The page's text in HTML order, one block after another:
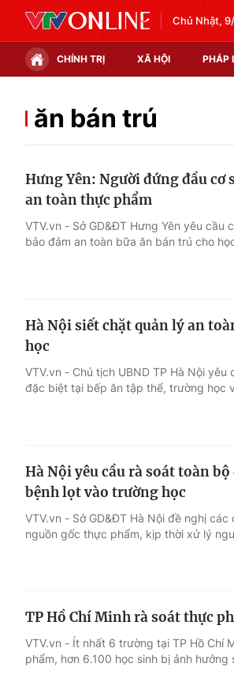
Chủ Nhật,
CHÍNH TRỊ XÃ HỘI PHÁP
Chính trị
Tin tức
Thế giới đó đây
Điện ảnh
Âm nhạc
Sao
ăn bán trú
Hưng Yên: Người đứng đầu cơ
an toàn thực phẩm
VTV.vn - Sở GD&ĐT Hưng Yên yêu
bảo đảm an toàn bữa ăn bán trú cho
Hà Nội siết chặt quản lý an
học
VTV.vn - Chủ tịch UBND TP Hà Nội
đặc biệt tại bếp ăn tập thể, trường học
Hà Nội yêu cầu rà soát toàn
bệnh lọt vào trường học
VTV.vn - Sở GD&ĐT Hà Nội đề nghị
nguồn gốc thực phẩm, kịp thời xử lý
TP Hồ Chí Minh rà soát thực
VTV.vn - Ít nhất 6 trường tại TP Hồ Chí
phẩm, hơn 6.100 học sinh bị ảnh hưởng